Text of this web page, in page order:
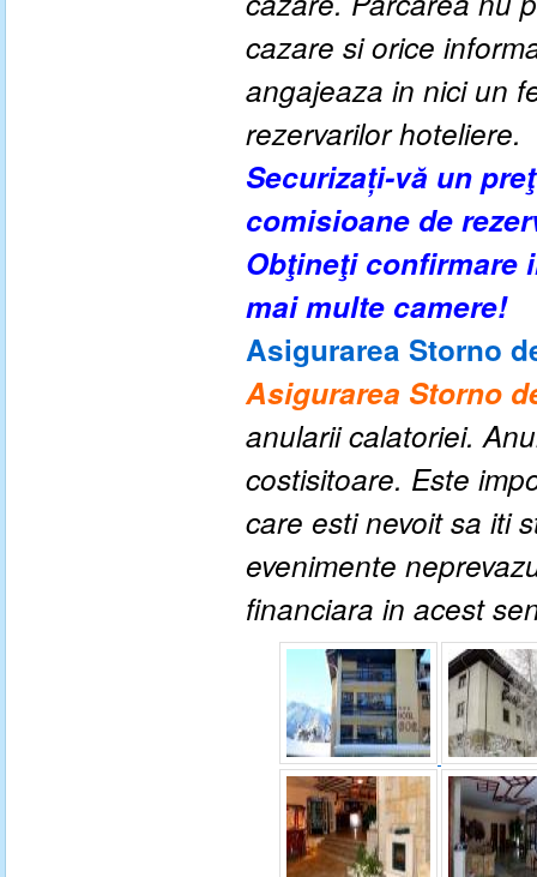
cazare si orice
angajeaza in nici un
rezervarilor hoteliere.
Securizați-vă un
comisioane de
Obţineţi confirmare
mai multe camere!
Asigurarea Storno
Asigurarea Storno
anularii calatoriei.
costisitoare. Este
care esti nevoit sa iti
evenimente
financiara in acest